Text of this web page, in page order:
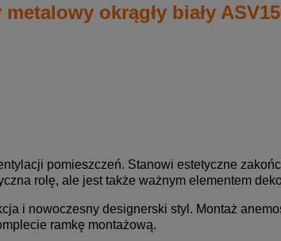
okrągły biały
pomieszczeń. Stanowi estetyczne
rolę, ale jest także ważnym elementem
i nowoczesny designerski styl. Montaż
ramkę montażową.